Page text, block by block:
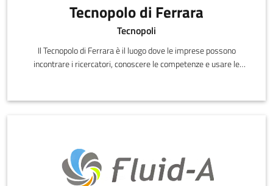
Tecnopolo di Ferrara
Tecnopoli
Il Tecnopolo di Ferrara è il luogo dove le imprese possono
incontrare i ricercatori, conoscere le competenze e usare le